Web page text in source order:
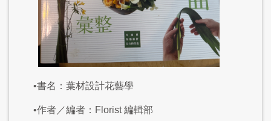
•書名：葉材設計花藝學
•作者／編者：Florist 編輯部